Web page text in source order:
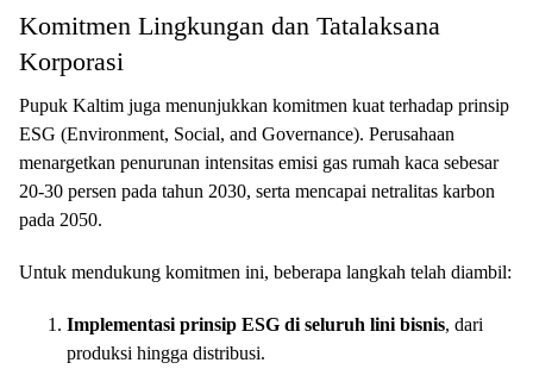
Komitmen Lingkungan dan Tatalaksana
Korporasi
Pupuk Kaltim juga menunjukkan komitmen kuat terhadap prinsip
ESG (Environment, Social, and Governance). Perusahaan
menargetkan penurunan intensitas emisi gas rumah kaca sebesar
20-30 persen pada tahun 2030, serta mencapai netralitas karbon
pada 2050.
Untuk mendukung komitmen ini, beberapa langkah telah diambil:
Implementasi prinsip ESG di seluruh lini bisnis, dari
produksi hingga distribusi.